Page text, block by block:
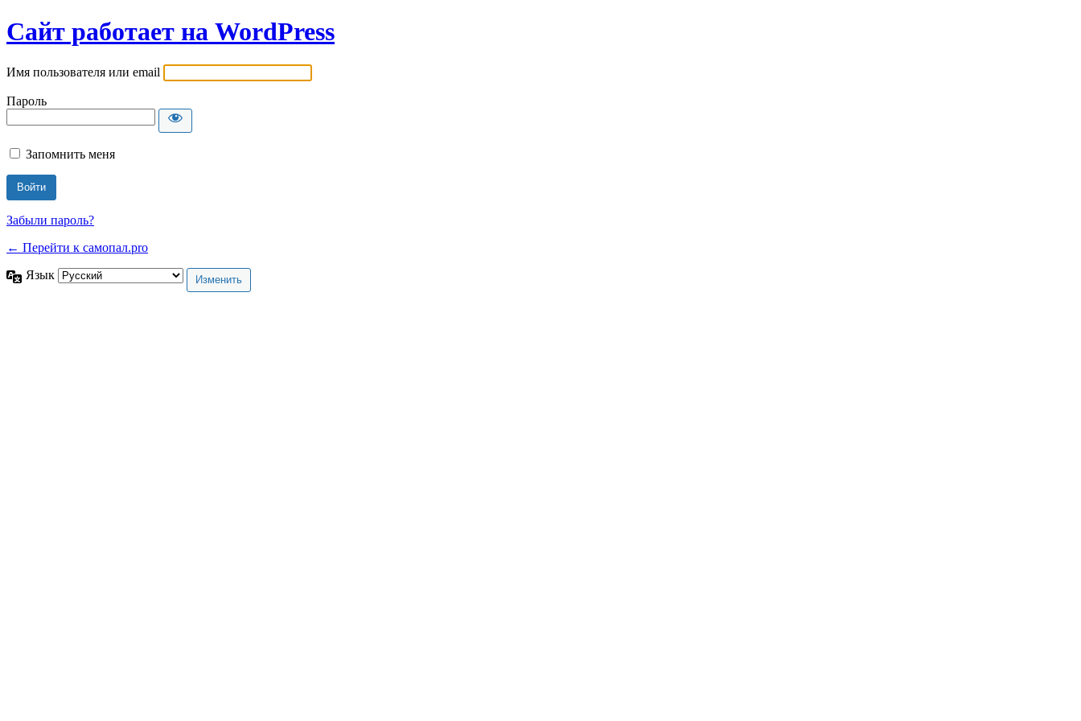
Сайт работает на WordPress
Имя пользователя или email
Пароль
Запомнить меня
Забыли пароль?
← Перейти к самопал.pro
Язык